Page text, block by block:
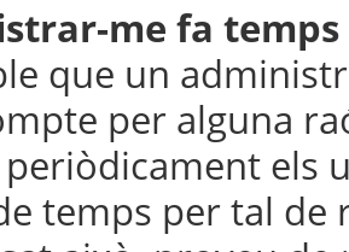
me fa
que un
per alguna
els
temps per tal de